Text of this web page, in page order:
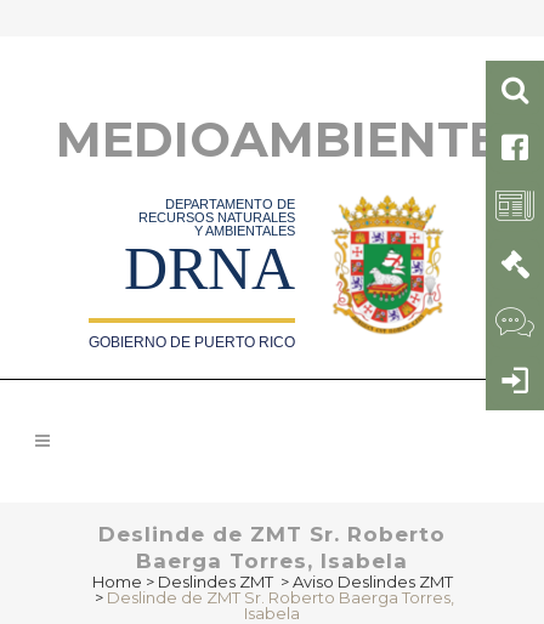
MEDIOAMBIENTE
DEPARTAMENTO DE
RECURSOS NATURALES
Y AMBIENTALES
DRNA
GOBIERNO DE PUERTO RICO
Deslinde de ZMT Sr. Roberto
Baerga Torres, Isabela
Home > Deslindes ZMT >Aviso Deslindes ZMT
> Deslinde de ZMT Sr. Roberto Baerga Torres,
Isabela